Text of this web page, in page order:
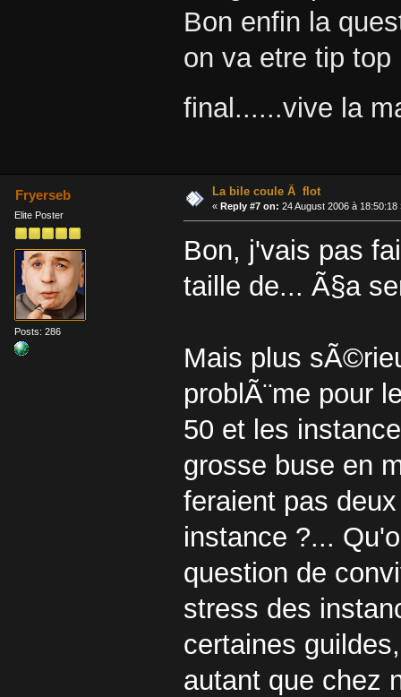
Bon enfin la
on va etre tip
final......vive la
Fryerseb
Elite Poster
Posts: 286
La bile coule Ã flot
« Reply #7 on: 24 August 2006 à 18:50:18
Bon, j'vais pas
taille de... Ã§a
Mais plus
problÃ¨me pour
50 et les
grosse buse en
feraient pas
instance ?...
question de
stress des
certaines
autant que chez